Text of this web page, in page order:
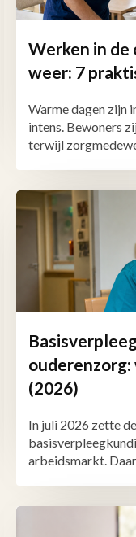
Werken in de
weer: 7
Warme dagen zijn
intens. Bewoners
terwijl
ouderenzorg:
(2026)
In juli 2026 zette
arbeidsmarkt.